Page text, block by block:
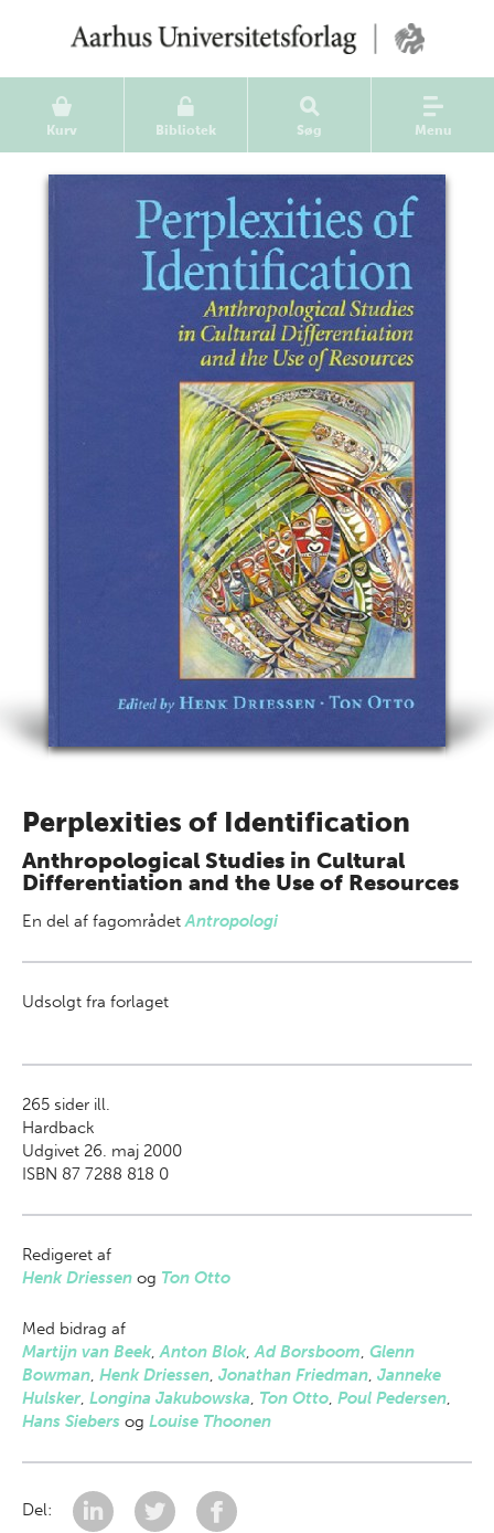
Kurv Bibliotek Søg Menu
Perplexities of Identification
Anthropological Studies in Cultural
Differentiation and the Use of Resources
En del af fagområdetAntropologi
Udsolgt fra forlaget
265 sider ill.
Hardback
Udgivet 26. maj 2000
ISBN 87 7288 818 0
Redigeret af
Henk Driessen og Ton Otto
Med bidrag af
Martijn van Beek,Anton Blok,Ad Borsboom, Glenn
Bowman, Henk Driessen, Jonathan Friedman, Janneke
Hulsker, Longina Jakubowska, Ton Otto, Poul Pedersen,
Hans Siebers og Louise Thoonen
Del: